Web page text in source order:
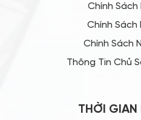
Chính Sách
Chính Sách
Chính Sách
Thông Tin Chủ
THỜI GIAN